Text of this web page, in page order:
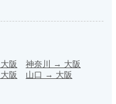
大阪 神奈川 → 大阪
大阪 山口 → 大阪